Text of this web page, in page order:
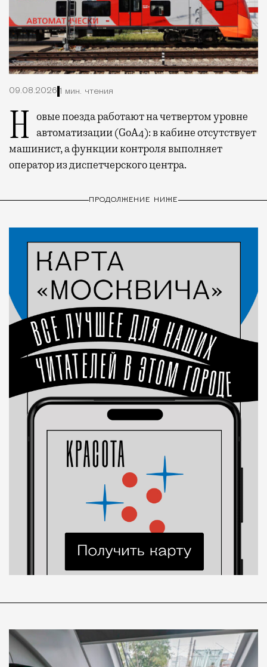
09.08.2026 1 мин. чтения
Новые поезда работают на четвертом уровне автоматизации (GoA4): в кабине отсутствует
машинист, а функции контроля выполняет
оператор из диспетчерского центра.
ПРОДОЛЖЕНИЕ НИЖЕ